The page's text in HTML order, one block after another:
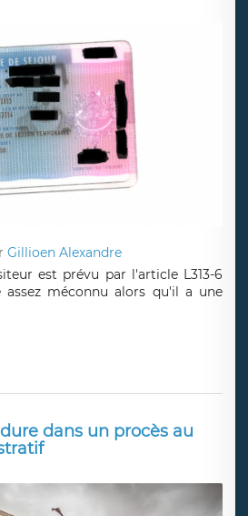
Gillioen Alexandre
est prévu par l'article L313-6
assez méconnu alors qu'il a une
dans un procès au